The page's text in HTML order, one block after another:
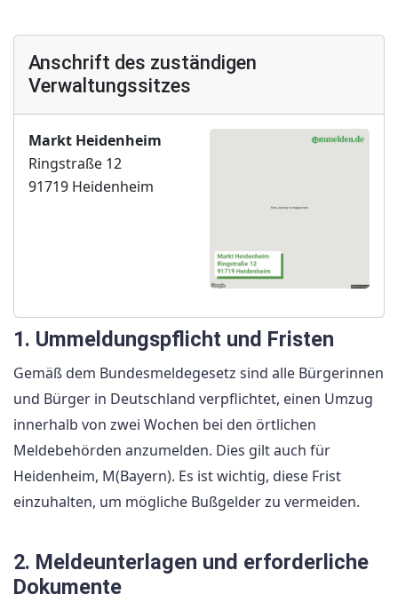
Anschrift des zuständigen
Verwaltungssitzes
Markt Heidenheim
Ringstraße 12
91719 Heidenheim
1. Ummeldungspflicht und Fristen
Gemäß dem Bundesmeldegesetz sind alle Bürgerinnen
und Bürger in Deutschland verpflichtet, einen Umzug
innerhalb von zwei Wochen bei den örtlichen
Meldebehörden anzumelden. Dies gilt auch für
Heidenheim, M(Bayern). Es ist wichtig, diese Frist
einzuhalten, um mögliche Bußgelder zu vermeiden.
2. Meldeunterlagen und erforderliche
Dokumente